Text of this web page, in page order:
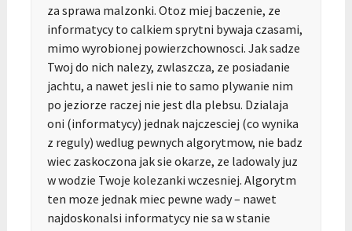
za sprawa malzonki. Otoz miej baczenie, ze
informatycy to calkiem sprytni bywaja czasami,
mimo wyrobionej powierzchownosci. Jak sadze
Twoj do nich nalezy, zwlaszcza, ze posiadanie
jachtu, a nawet jesli nie to samo plywanie nim
po jeziorze raczej nie jest dla plebsu. Dzialaja
oni (informatycy) jednak najczesciej (co wynika
z reguly) wedlug pewnych algorytmow, nie badz
wiec zaskoczona jak sie okarze, ze ladowaly juz
w wodzie Twoje kolezanki wczesniej. Algorytm
ten moze jednak miec pewne wady – nawet
najdoskonalsi informatycy nie sa w stanie